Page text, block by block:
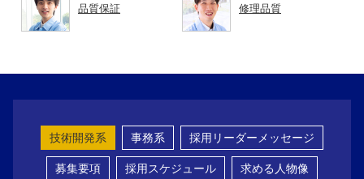
品質保証 修理品質
技術開発系 事務系
採用リーダーメッセージ
募集要項
採用スケジュール 求める人物像